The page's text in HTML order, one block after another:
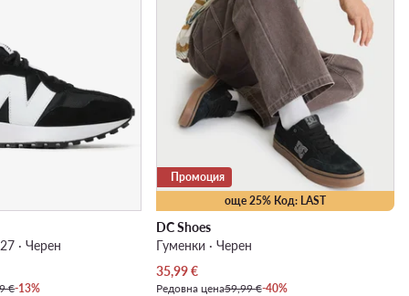
· Черен
€-13%
още 25% Код: LAST
Промоция
DC Shoes
Гуменки · Черен
Актуална цена
35,99€
Редовна цена59,99 €-40%